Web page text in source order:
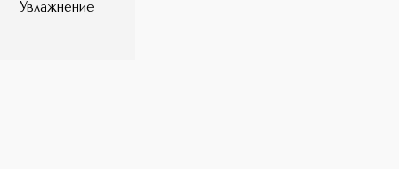
Увлажнение